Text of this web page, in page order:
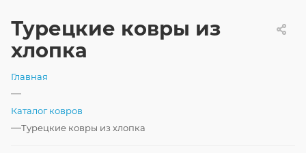
Турецкие ковры из
хлопка
Главная
—
Каталог ковров
—Турецкие ковры из хлопка